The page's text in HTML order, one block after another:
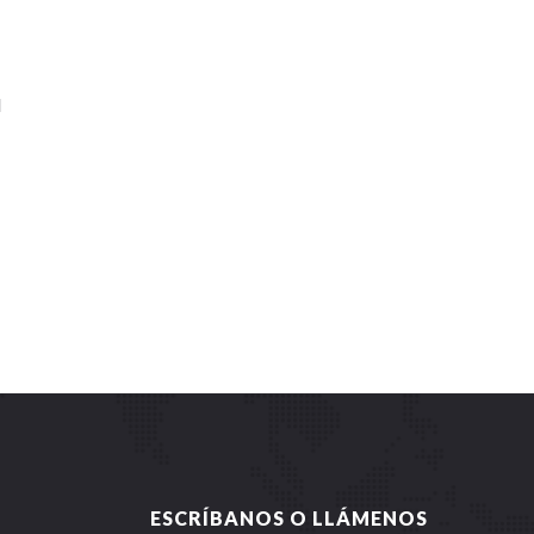
ESCRÍBANOS O LLÁMENOS